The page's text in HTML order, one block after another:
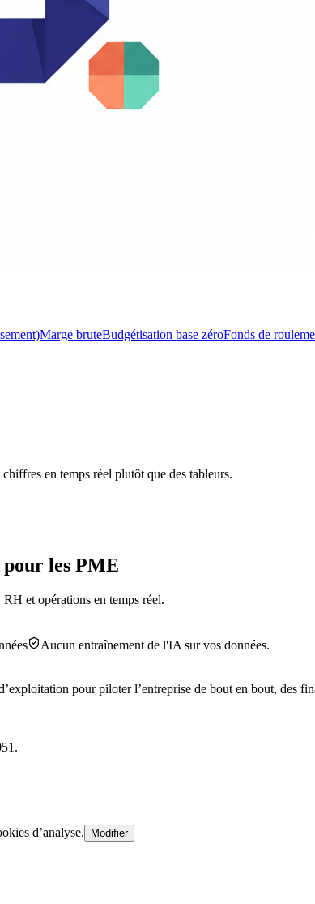
Marge bruteBudgétisation base zéroFonds de
en temps réel plutôt que des tableurs.
les PME
et opérations en temps réel.
Aucun entraînement de l'IA sur vos données.
pour piloter l’entreprise de bout en bout, des
d’analyse. Modifier